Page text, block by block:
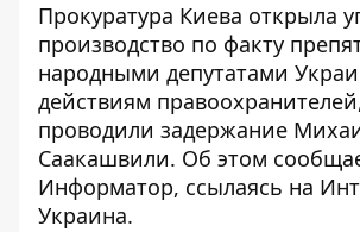
Прокуратура Киева открыла
производство по факту
народными депутатами
действиям
проводили задержание
Саакашвили. Об этом
Информатор, ссылаясь на
Украина.